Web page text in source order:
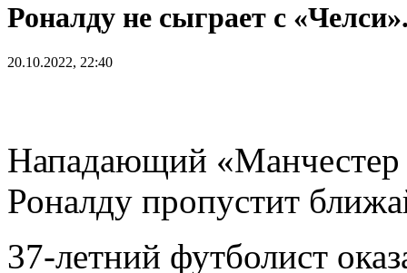
Роналду не сыграет с
20.10.2022, 22:40
Нападающий
Роналду пропустит
37-летний футболист